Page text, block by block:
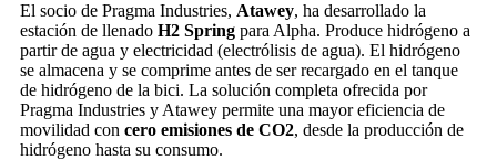
El socio de Pragma Industries, Atawey, ha desarrollado la
estación de llenado H2 Spring para Alpha. Produce hidrógeno a
partir de agua y electricidad (electrólisis de agua). El hidrógeno
se almacena y se comprime antes de ser recargado en el tanque
de hidrógeno de la bici. La solución completa ofrecida por
Pragma Industries y Atawey permite una mayor eficiencia de
movilidad con cero emisiones de CO2, desde la producción de
hidrógeno hasta su consumo.